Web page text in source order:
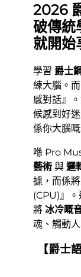
2026
破傳統
就開始
學習 爵士
練大腦。
感對話』
候感到好
係你大腦
喺 Pro
藝術 與 邏
據，而係
(CPU)』
將 冰冷嘅
魂、觸動
【爵士